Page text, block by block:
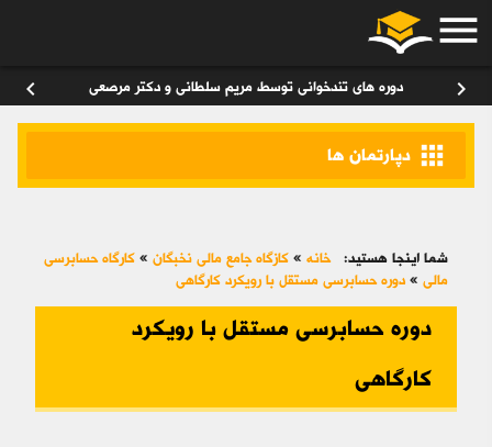
menu
chevron_right دوره های تندخوانی توسط مریم سلطانی و دکتر مرصعی chevron_left
apps دپارتمان ها
شما اینجا هستید: خانه » کازگاه جامع مالی نخبگان » کارگاه حسابرسی
مالی » دوره حسابرسی مستقل با رویکرد کارگاهی
دوره حسابرسی مستقل با رویکرد
کارگاهی